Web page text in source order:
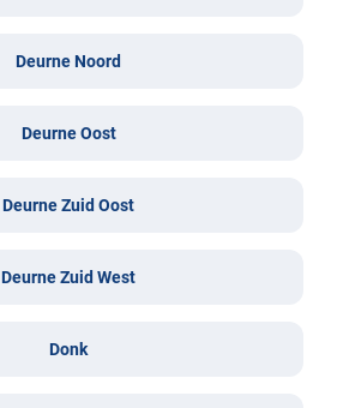
Deurne Noord
Deurne Oost
Deurne Zuid Oost
Deurne Zuid West
Donk